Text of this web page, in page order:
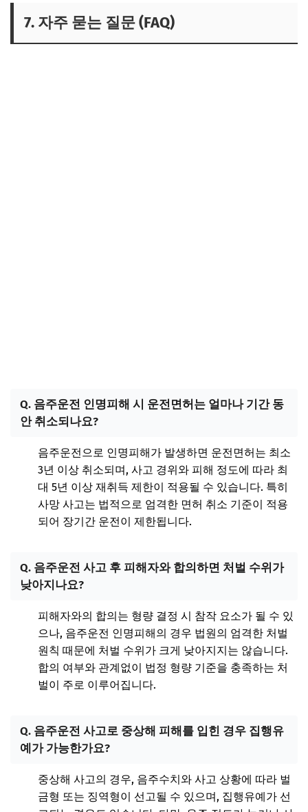
7. 자주 묻는 질문 (FAQ)
Q. 음주운전 인명피해 시 운전면허는 얼마나 기간 동
안 취소되나요?
음주운전으로 인명피해가 발생하면 운전면허는 최소
3년 이상 취소되며, 사고 경위와 피해 정도에 따라 최
대 5년 이상 재취득 제한이 적용될 수 있습니다. 특히
사망 사고는 법적으로 엄격한 면허 취소 기준이 적용
되어 장기간 운전이 제한됩니다.
Q. 음주운전 사고 후 피해자와 합의하면 처벌 수위가
낮아지나요?
피해자와의 합의는 형량 결정 시 참작 요소가 될 수 있
으나, 음주운전 인명피해의 경우 법원의 엄격한 처벌
원칙 때문에 처벌 수위가 크게 낮아지지는 않습니다.
합의 여부와 관계없이 법정 형량 기준을 충족하는 처
벌이 주로 이루어집니다.
Q. 음주운전 사고로 중상해 피해를 입힌 경우 집행유
예가 가능한가요?
중상해 사고의 경우, 음주수치와 사고 상황에 따라 벌
금형 또는 징역형이 선고될 수 있으며, 집행유예가 선